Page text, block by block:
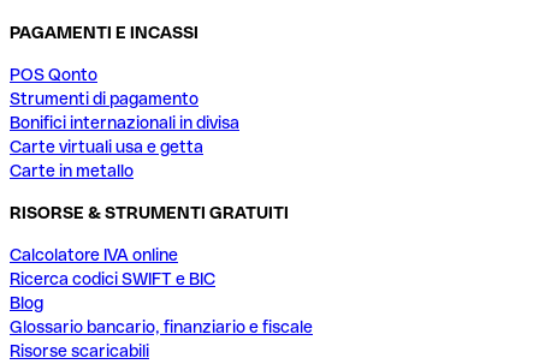
PAGAMENTI E INCASSI
POS Qonto
Strumenti di pagamento
Bonifici internazionali in divisa
Carte virtuali usa e getta
Carte in metallo
RISORSE & STRUMENTI GRATUITI
Calcolatore IVA online
Ricerca codici SWIFT e BIC
Blog
Glossario bancario, finanziario e fiscale
Risorse scaricabili